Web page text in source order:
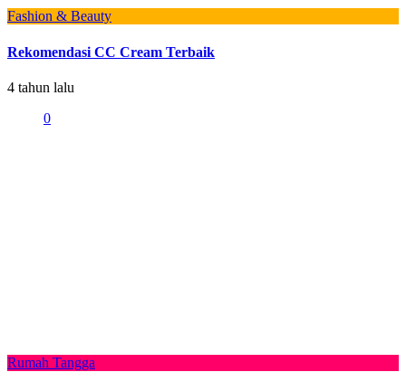
Fashion & Beauty
Rekomendasi CC Cream Terbaik
4 tahun lalu
0
Rumah Tangga